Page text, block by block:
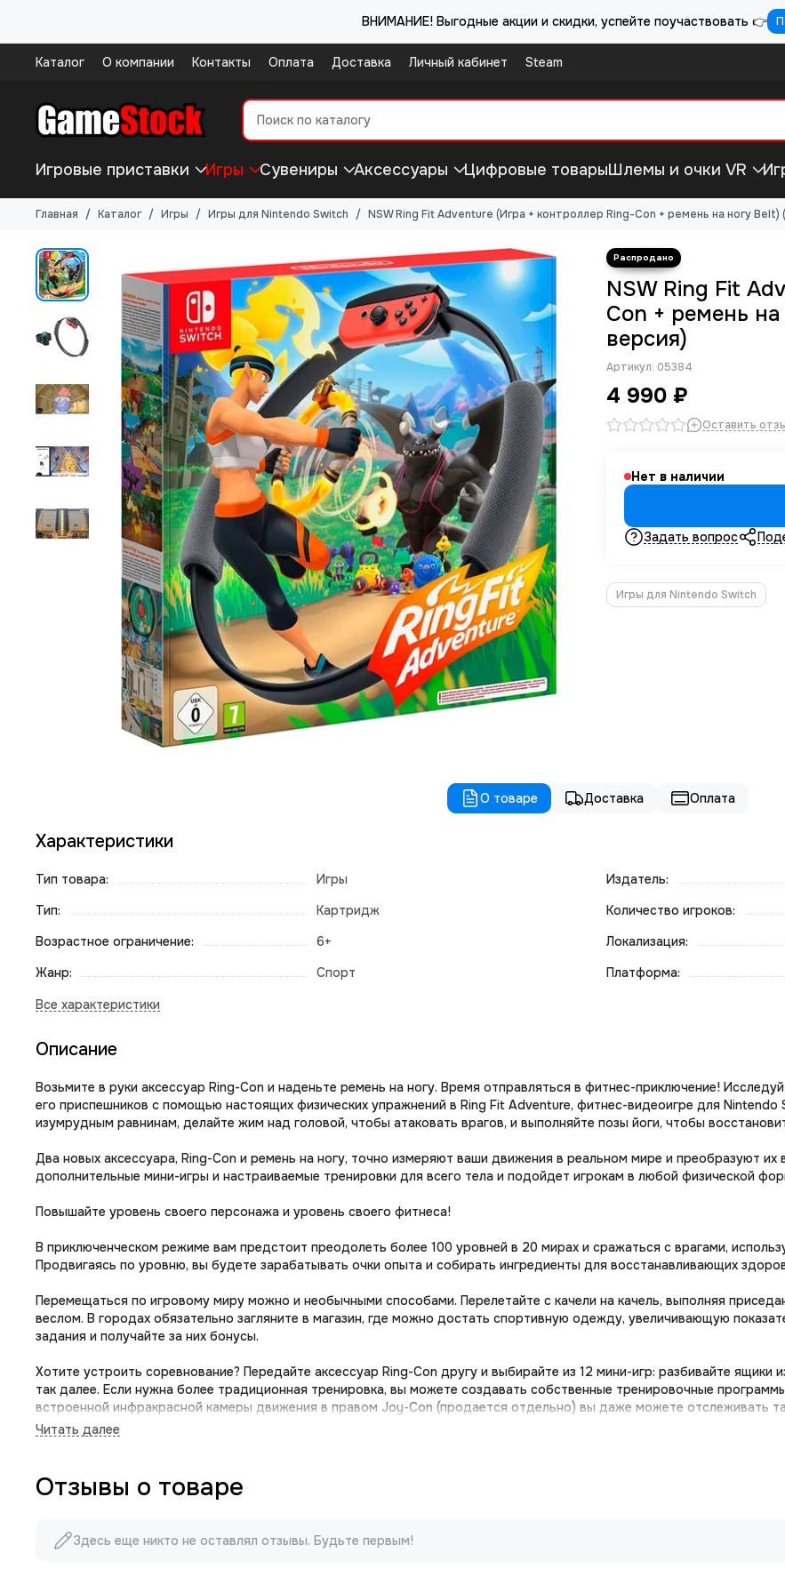
ВНИМАНИЕ! Выгодные акции и скидки, успейте поучаствовать 👉
Каталог О компании Контакты Оплата Доставка Личный кабинет Steam
Игровые приставки Игры Сувениры Аксессуары Цифровые товарыШлемы и очки VR
Главная Каталог Игры Игры для Nintendo Switch NSW Ring Fit Adventure (Игра + контроллер Ring-Con + ремень на ногу Belt)
NSW Ring Fit
Con + ремень
версия)
Артикул: 05384
4 990 ₽
Оставить
Нет в наличии
Задать вопрос
Игры для Nintendo Switch
О товаре Доставка Оплата
Характеристики
Тип товара:
Игры
Тип:
Картридж
Возрастное ограничение:
6+
Жанр:
Спорт
Издатель:
Количество игроков:
Локализация:
Платформа:
Описание
Возьмите в руки аксессуар Ring-Con и наденьте ремень на ногу. Время отправляться в фитнес-приключение!
его приспешников с помощью настоящих физических упражнений в Ring Fit Adventure, фитнес-видеоигре для
изумрудным равнинам, делайте жим над головой, чтобы атаковать врагов, и выполняйте позы йоги, чтобы
Два новых аксессуара, Ring-Con и ремень на ногу, точно измеряют ваши движения в реальном мире и преобразуют их
дополнительные мини-игры и настраиваемые тренировки для всего тела и подойдет игрокам в любой физической
Повышайте уровень своего персонажа и уровень своего фитнеса!
В приключенческом режиме вам предстоит преодолеть более 100 уровней в 20 мирах и сражаться с врагами,
Продвигаясь по уровню, вы будете зарабатывать очки опыта и собирать ингредиенты для восстанавливающих
Перемещаться по игровому миру можно и необычными способами. Перелетайте с качели на качель, выполняя
веслом. В городах обязательно загляните в магазин, где можно достать спортивную одежду, увеличивающую
задания и получайте за них бонусы.
Хотите устроить соревнование? Передайте аксессуар Ring-Con другу и выбирайте из 12 мини-игр: разбивайте
так далее. Если нужна более традиционная тренировка, вы можете создавать собственные тренировочные
встроенной инфракрасной камеры движения в правом Joy-Con (продается отдельно) вы даже можете отслеживать
калорий за тренировку.
свободная минутка? Сжимайте и растягивайте Ring-Con, чтобы набрать повторения. Позднее вы можете
повторения в очки опыта или игровые предметы для своего персонажа. Не теряйте мотивацию и получайте награды –
Индивидуальные тренировки! Занимайтесь дома и выведите тренировки на новый уровень с нашим гидом по режиму
Хотите более плотно интегрировать Ring-Con в свои регулярные занятия фитнесом или просто отдохнуть от
Отзывы о товаре
Здесь еще никто не оставлял отзывы. Будьте первым!